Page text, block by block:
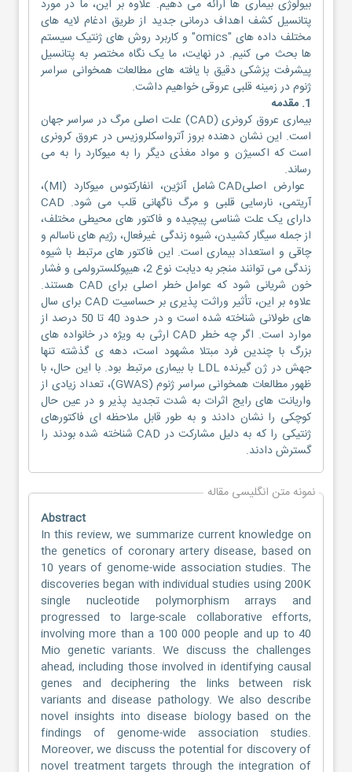
بیولوژی بیماری ها ارائه می دهیم. علاوه بر این، ما در مورد
پتانسیل کشف اهداف درمانی جدید از طریق ادغام لایه های
مختلف داده های "omics" و کاربرد روش های ژنتیک سیستم
ها بحث می کنیم. در نهایت، ما یک نگاه مختصر به پتانسیل
پیشرفت پزشکی دقیق با یافته های مطالعات همخوانی سراسر
ژنوم در زمینه قلبی عروقی خواهیم داشت.
1. مقدمه
بیماری عروق کرونری (CAD) علت اصلی مرگ در سراسر جهان
است. این نشان دهنده بروز آترواسکلروزیس در عروق کرونری
است که اکسیژن و مواد مغذی دیگر را به میوکارد را به می
رساند.
عوارض اصلیCAD شامل آنژین، انفارکتوس میوکارد (MI)،
آریتمی، نارسایی قلبی و مرگ ناگهانی قلب می شود. CAD
دارای یک علت شناسی پیچیده و فاکتور های محیطی مختلف،
از جمله سیگار کشیدن، شیوه زندگی غیرفعال، رژیم های ناسالم و
چاقی و استعداد بیماری است. این فاکتور های مرتبط با شیوه
زندگی می توانند منجر به دیابت نوع 2، هیپوکلسترولمی و فشار
خون شریانی شود که عوامل خطر اصلی برای CAD هستند.
علاوه بر این، تأثیر وراثت پذیری بر حساسیت CAD برای سال
های طولانی شناخته شده است و در حدود 40 تا 50 درصد از
موارد است. اگر چه خطر CAD ارثی به ویژه در خانواده های
بزرگ با چندین فرد مبتلا مشهود است، دهه ی گذشته تنها
جهش در ژن گیرنده LDL با بیماری مرتبط بود. با این حال، با
ظهور مطالعات همخوانی سراسر ژنوم (GWAS)، تعداد زیادی از
واریانت های رایج اثرات به شدت تجدید پذیر و در عین حال
کوچکی را نشان دادند و به طور قابل ملاحظه ای فاکتورهای
ژنتیکی را که به دلیل مشارکت در CAD شناخته شده بودند را
گسترش دادند.
نمونه متن انگلیسی مقاله
Abstract
In this review, we summarize current knowledge on
the genetics of coronary artery disease, based on
10 years of genome-wide association studies. The
discoveries began with individual studies using 200K
single nucleotide polymorphism arrays and
progressed to large-scale collaborative efforts,
involving more than a 100 000 people and up to 40
Mio genetic variants. We discuss the challenges
ahead, including those involved in identifying causal
genes and deciphering the links between risk
variants and disease pathology. We also describe
novel insights into disease biology based on the
findings of genome-wide association studies.
Moreover, we discuss the potential for discovery of
novel treatment targets through the integration of